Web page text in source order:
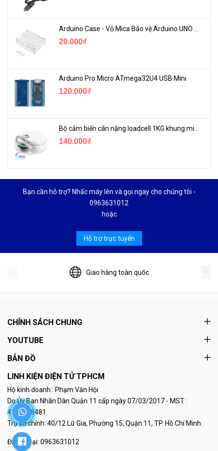
20.000₫
Arduino Pro Micro ATmega32U4 USB Mini
120.000₫
140.000₫
Bạn cần hỗ trợ? Nhấc máy lên và gọi ngay cho chúng tôi -
0963631012
hoặc
Hỗ trợ trực tuyến
Giao hàng toàn quốc
CHÍNH SÁCH CHUNG
YOUTUBE
BẢN ĐỒ
LINH KIỆN ĐIỆN TỬ TPHCM
Hộ kinh doanh : Phạm Văn Hội
Do Ủy Ban Nhân Dân Quận 11 cấp ngày 07/03/2017 - MST :
41K8018481
Trụ sở chính: 40/12 Lữ Gia, Phường 15, Quận 11, TP. Hồ Chí Minh
Điện thoại: 0963631012